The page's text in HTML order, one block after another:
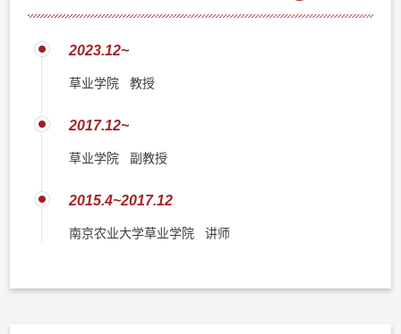
2023.12~
草业学院 教授
2017.12~
草业学院 副教授
2015.4~2017.12
南京农业大学草业学院 讲师